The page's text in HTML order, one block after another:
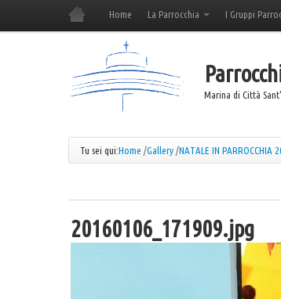
Home La Parrocchia I Gruppi
Marina di Città
Tu sei qui:Home /Gallery /NATALE IN PARROCCHIA
20160106_171909.jpg